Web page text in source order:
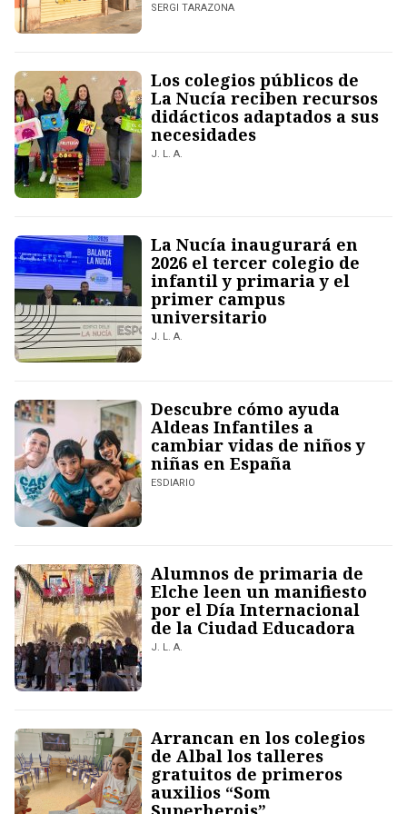
SERGI TARAZONA
Los colegios públicos de
La Nucía reciben recursos
didácticos adaptados a sus
necesidades
J. L. A.
La Nucía inaugurará en
2026 el tercer colegio de
infantil y primaria y el
primer campus
universitario
J. L. A.
Descubre cómo ayuda
Aldeas Infantiles a
cambiar vidas de niños y
niñas en España
ESDIARIO
Alumnos de primaria de
Elche leen un manifiesto
por el Día Internacional
de la Ciudad Educadora
J. L. A.
Arrancan en los colegios
de Albal los talleres
gratuitos de primeros
auxilios “Som